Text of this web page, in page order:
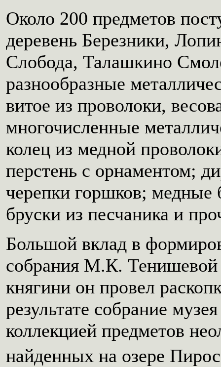
Около 200 предметов
деревень Березники,
Слобода, Талашкино
разнообразные
витое из проволоки,
многочисленные
колец из медной
перстень с орнаментом;
черепки горшков; медные
бруски из песчаника и
Большой вклад в
собрания М.К. Тенишевой
княгини он провел
результате собрание
коллекцией предметов
найденных на озере